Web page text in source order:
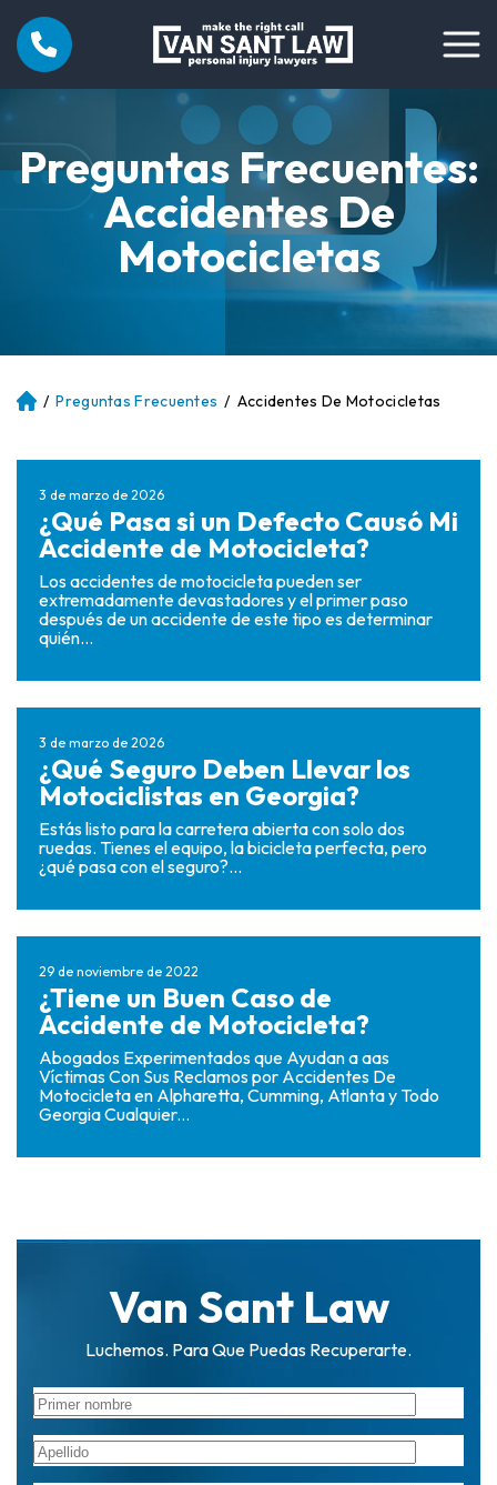
Preguntas Frecuentes:
Accidentes De
Motocicletas
Ini / Preguntas Frecuentes / Accidentes De Motocicletas
3 de marzo de 2026
¿Qué Pasa si un Defecto Causó Mi
Accidente de Motocicleta?
Los accidentes de motocicleta pueden ser
extremadamente devastadores y el primer paso
después de un accidente de este tipo es determinar
quién...
3 de marzo de 2026
¿Qué Seguro Deben Llevar los
Motociclistas en Georgia?
Estás listo para la carretera abierta con solo dos
ruedas. Tienes el equipo, la bicicleta perfecta, pero
¿qué pasa con el seguro?...
29 de noviembre de 2022
¿Tiene un Buen Caso de
Accidente de Motocicleta?
Abogados Experimentados que Ayudan a aas
Víctimas Con Sus Reclamos por Accidentes De
Motocicleta en Alpharetta, Cumming, Atlanta y Todo
Georgia Cualquier...
Van Sant Law
Luchemos. Para Que Puedas Recuperarte.